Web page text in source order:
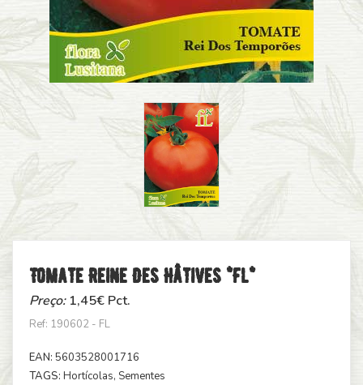
Tomate Reine Des Hâtives *fl*
Preço:1,45€ Pct.
Ref: 190602 - FL
EAN: 5603528001716
TAGS: Hortícolas, Sementes